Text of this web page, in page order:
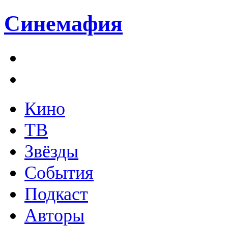
Синемафия
Кино
ТВ
Звёзды
События
Подкаст
Авторы